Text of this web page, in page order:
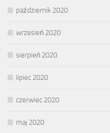
październik 2020
wrzesień 2020
sierpień 2020
lipiec 2020
czerwiec 2020
maj 2020